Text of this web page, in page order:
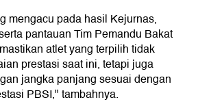
mengacu pada hasil Kejurnas,
pantauan Tim Pemandu Bakat
atlet yang terpilih tidak
prestasi saat ini, tetapi juga
jangka panjang sesuai dengan
PBSI," tambahnya.